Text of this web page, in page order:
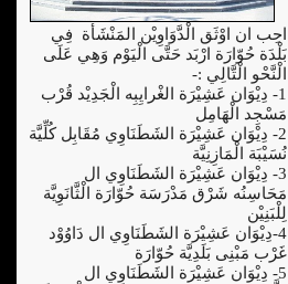
احِب ان اوْثَق الْدَّوَاوِيْن المَنْشَأة فِي
بَلْدَة حُوّارَة ارْبَد حَتَّى الْيَوْم وَهِي عَلَى
الْنَّحْو الْتَّالِي :-
1- دِيْوَان عَشِيْرَة الغْرايِبِه الْجَدِيْد قُرْب
مَسْجِد الْهَامِل
2- دِيْوَان عَشِيْرَة الشَطَنَاوِي مُقَابِل كُلِّيَّة
نُسَيْبَة الْمَازِنِيَّة
3- دِيْوَان عَشِيْرَة الشَطَنَاوِي ال
مَحَاسِنُه شَرْق مَدْرَسَة حُوّارَة الْثَّانَوِيَّة
لِلْبَنِيْن
4-دِيْوَان عَشِيْرَة الشَطَنَاوِي ال دَاوُوْد
غَرْب مَبْنِى بَلَدِيَّة حُوّارَة
5- دِيْوَان عَشِيْرَة الشَطَنَاوِي ال